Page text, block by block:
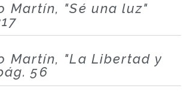
Martín, "Sé una luz"
Martín, "La Libertad y
56